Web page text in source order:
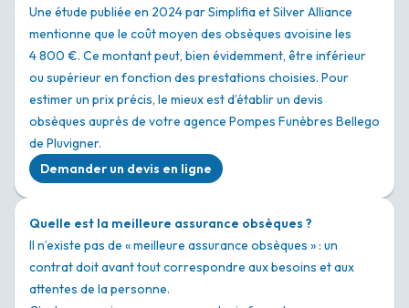
Une étude publiée en 2024 par Simplifia et Silver Alliance
mentionne que le coût moyen des obsèques avoisine les
4 800 €. Ce montant peut, bien évidemment, être inférieur
ou supérieur en fonction des prestations choisies. Pour
estimer un prix précis, le mieux est d’établir un devis
obsèques auprès de votre agence Pompes Funèbres Bellego
de Pluvigner.
Demander un devis en ligne
Quelle est la meilleure assurance obsèques ?
Il n’existe pas de « meilleure assurance obsèques » : un
contrat doit avant tout correspondre aux besoins et aux
attentes de la personne.